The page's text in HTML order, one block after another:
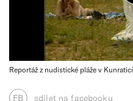
Reportáž z nudistické pláže v
FB sdílet na facebooku